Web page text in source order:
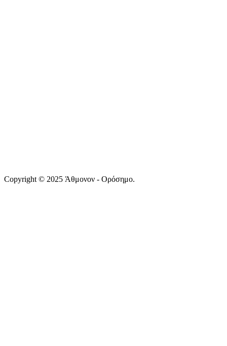
Copyright © 2025 Άθμονον - Ορόσημο.